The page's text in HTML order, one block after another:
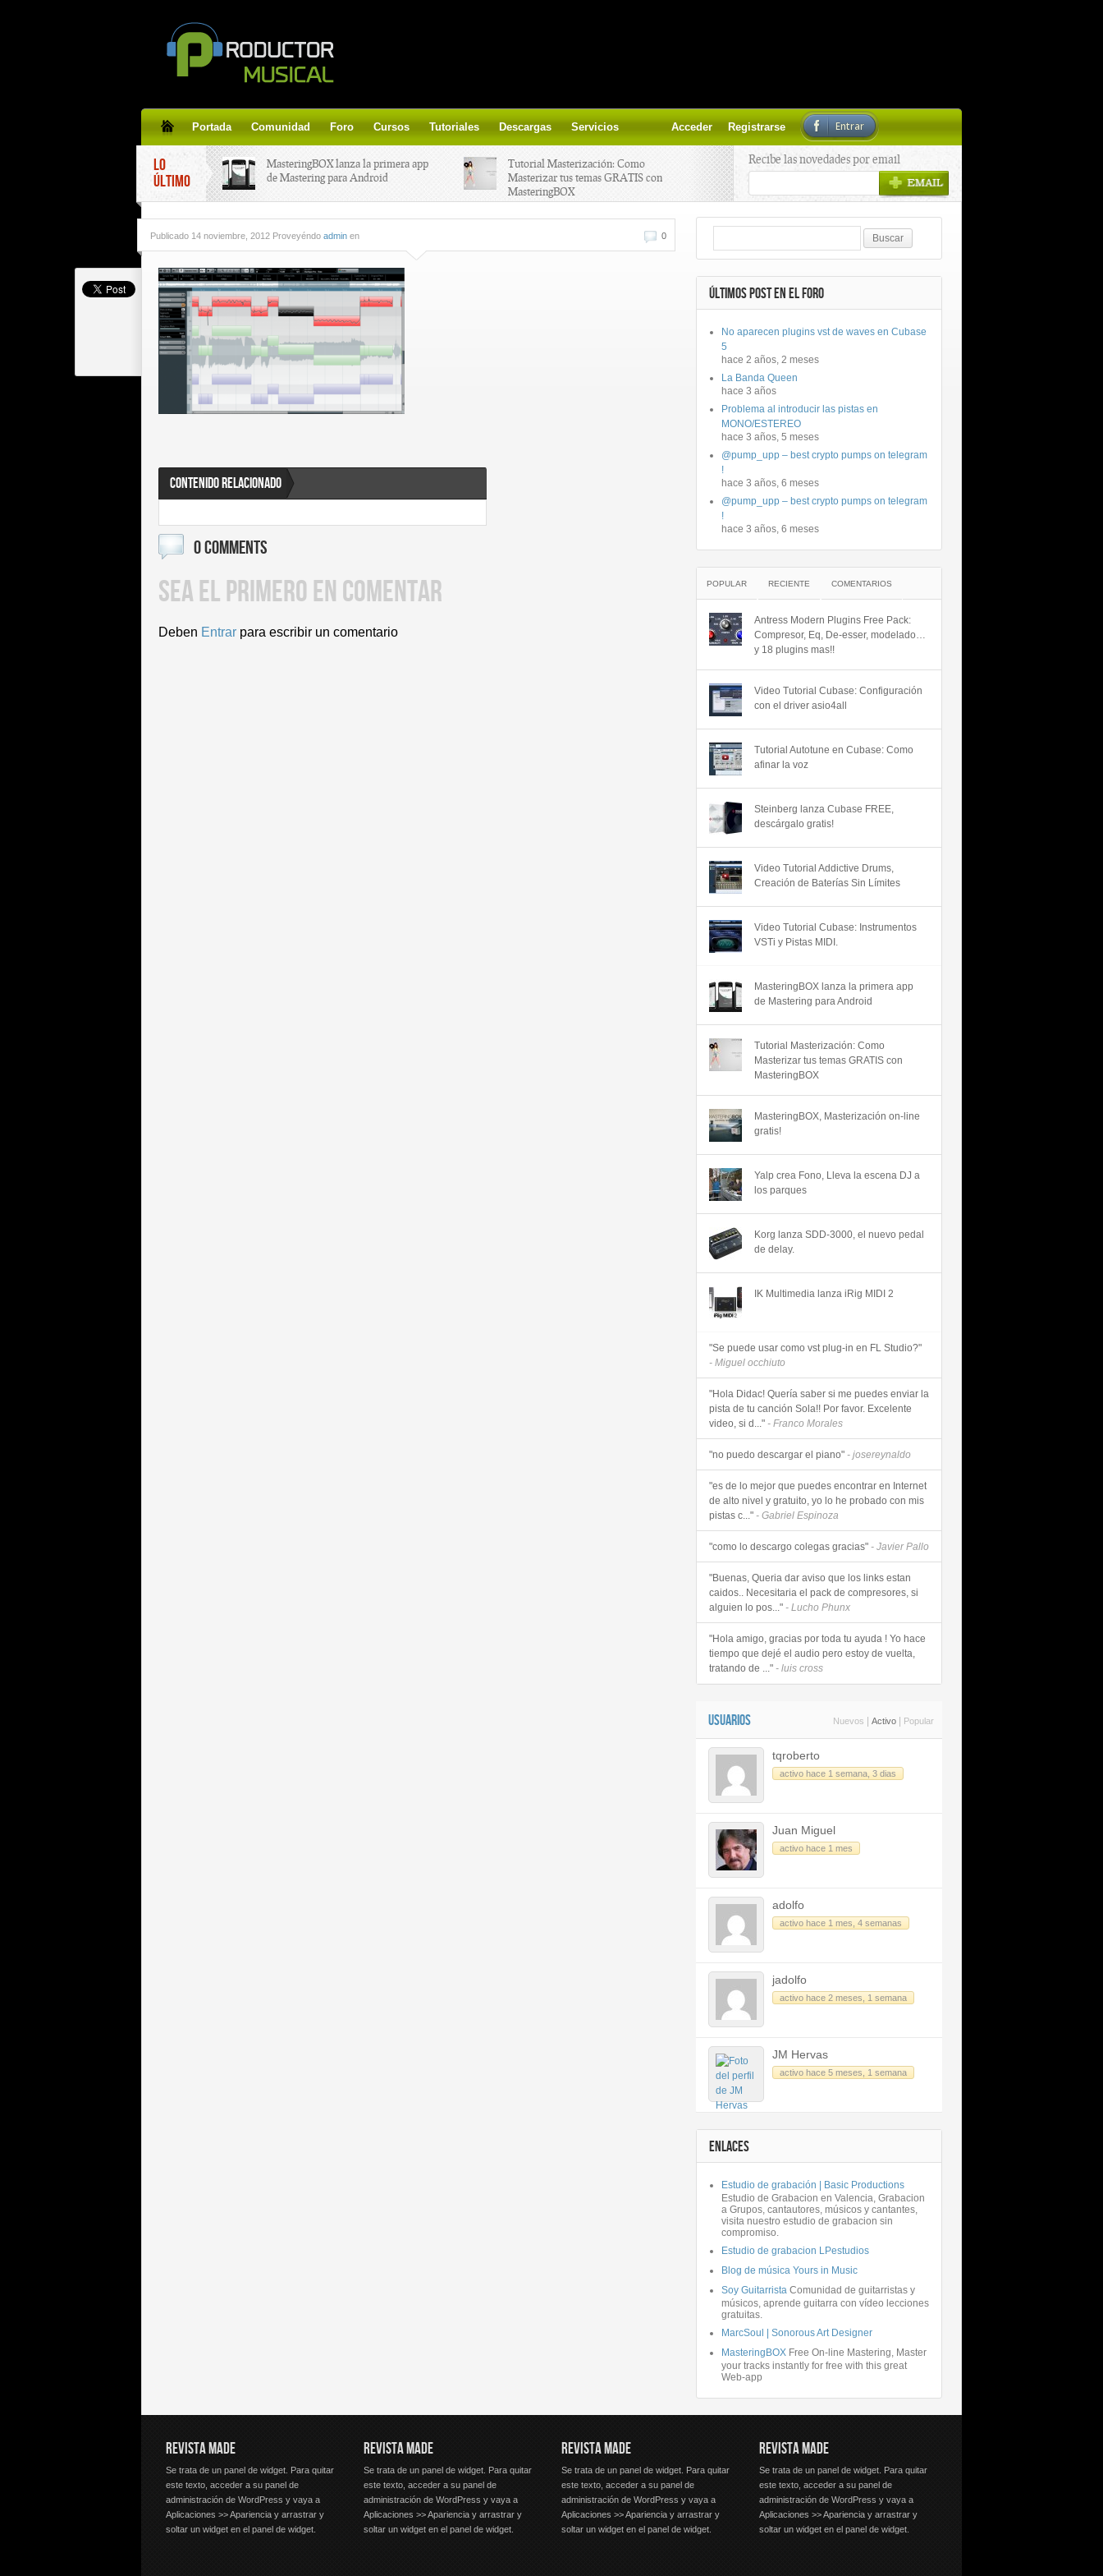
Portada Comunidad Foro Cursos Tutoriales Descargas Servicios Acceder Registrarse Entrar
LO
ÚLTIMO
MasteringBOX lanza la primera app
de Mastering para Android
Tutorial Masterización: Como
Masterizar tus temas GRATIS con
MasteringBOX
line gratis!
Yalp crea Fono, Lleva la escena DJ a
Korg lanza SDD-3000, el nuevo
pedal de delay.
Tutorial de CLA Effects, aprende a
aplicar efectos a tus voces.
Recibe las novedades por email
0
Publicado 14 noviembre, 2012 Proveyéndo admin en
CONTENIDO RELACIONADO
0 COMMENTS
SEA EL PRIMERO EN COMENTAR
Deben Entrar para escribir un comentario
ÚLTIMOS POST EN EL FORO
No aparecen plugins vst de waves en Cubase
5
hace 2 años, 2 meses
La Banda Queen
hace 3 años
Problema al introducir las pistas en
MONO/ESTEREO
hace 3 años, 5 meses
@pump_upp – best crypto pumps on telegram
!
hace 3 años, 6 meses
@pump_upp – best crypto pumps on telegram
!
hace 3 años, 6 meses
POPULAR RECIENTE COMENTARIOS
Antress Modern Plugins Free Pack:
Compresor, Eq, De-esser, modelado…
y 18 plugins mas!!
Video Tutorial Cubase: Configuración
con el driver asio4all
Tutorial Autotune en Cubase: Como
afinar la voz
Steinberg lanza Cubase FREE,
descárgalo gratis!
Video Tutorial Addictive Drums,
Creación de Baterías Sin Límites
Video Tutorial Cubase: Instrumentos
VSTi y Pistas MIDI.
MasteringBOX lanza la primera app
de Mastering para Android
Tutorial Masterización: Como
Masterizar tus temas GRATIS con
MasteringBOX
MasteringBOX, Masterización on-line
gratis!
Yalp crea Fono, Lleva la escena DJ a
los parques
Korg lanza SDD-3000, el nuevo pedal
de delay.
IK Multimedia lanza iRig MIDI 2
"Se puede usar como vst plug-in en FL Studio?"
- Miguel occhiuto
"Hola Didac! Quería saber si me puedes enviar la
pista de tu canción Sola!! Por favor. Excelente
video, si d..." - Franco Morales
"no puedo descargar el piano" - josereynaldo
"es de lo mejor que puedes encontrar en Internet
de alto nivel y gratuito, yo lo he probado con mis
pistas c..." - Gabriel Espinoza
"como lo descargo colegas gracias" - Javier Pallo
"Buenas, Queria dar aviso que los links estan
caidos.. Necesitaria el pack de compresores, si
alguien lo pos..." - Lucho Phunx
"Hola amigo, gracias por toda tu ayuda ! Yo hace
tiempo que dejé el audio pero estoy de vuelta,
tratando de ..." - luis cross
USUARIOS Nuevos Activo Popular
tqroberto
activo hace 1 semana, 3 dias
Juan Miguel
activo hace 1 mes
adolfo
activo hace 1 mes, 4 semanas
jadolfo
activo hace 2 meses, 1 semana
JM Hervas
activo hace 5 meses, 1 semana
ENLACES
Estudio de grabación | Basic Productions
Estudio de Grabacion en Valencia, Grabacion
a Grupos, cantautores, músicos y cantantes,
visita nuestro estudio de grabacion sin
compromiso.
Estudio de grabacion LPestudios
Blog de música Yours in Music
Soy Guitarrista Comunidad de guitarristas y
músicos, aprende guitarra con vídeo lecciones
gratuitas.
MarcSoul | Sonorous Art Designer
MasteringBOX Free On-line Mastering, Master
your tracks instantly for free with this great
Web-app
REVISTA MADE
Se trata de un panel de widget. Para quitar
este texto, acceder a su panel de
administración de WordPress y vaya a
Aplicaciones >> Apariencia y arrastrar y
soltar un widget en el panel de widget.
REVISTA MADE
Se trata de un panel de widget. Para quitar
este texto, acceder a su panel de
administración de WordPress y vaya a
Aplicaciones >> Apariencia y arrastrar y
soltar un widget en el panel de widget.
REVISTA MADE
Se trata de un panel de widget. Para quitar
este texto, acceder a su panel de
administración de WordPress y vaya a
Aplicaciones >> Apariencia y arrastrar y
soltar un widget en el panel de widget.
REVISTA MADE
Se trata de un panel de widget. Para quitar
este texto, acceder a su panel de
administración de WordPress y vaya a
Aplicaciones >> Apariencia y arrastrar y
soltar un widget en el panel de widget.